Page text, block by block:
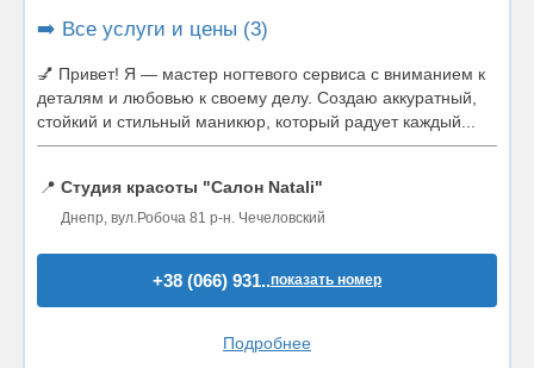
➡️ Все услуги и цены (3)
💅 Привет! Я — мастер ногтевого сервиса с вниманием к
деталям и любовью к своему делу. Создаю аккуратный,
стойкий и стильный маникюр, который радует каждый...
📍 Студия красоты "Салон Natali"
Днепр, вул.Робоча 81 р-н. Чечеловский
+38 (066) 931..показать номер
Подробнее